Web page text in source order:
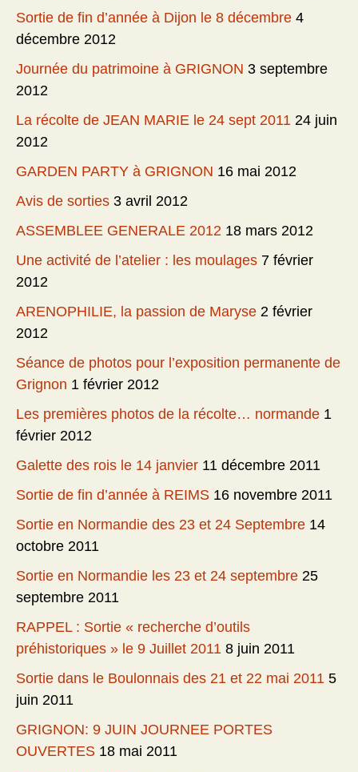
Sortie de fin d’année à Dijon le 8 décembre 4
décembre 2012
Journée du patrimoine à GRIGNON 3 septembre
2012
La récolte de JEAN MARIE le 24 sept 2011 24 juin
2012
GARDEN PARTY à GRIGNON 16 mai 2012
Avis de sorties 3 avril 2012
ASSEMBLEE GENERALE 2012 18 mars 2012
Une activité de l’atelier : les moulages 7 février
2012
ARENOPHILIE, la passion de Maryse 2 février
2012
Séance de photos pour l’exposition permanente de
Grignon 1 février 2012
Les premières photos de la récolte… normande 1
février 2012
Galette des rois le 14 janvier 11 décembre 2011
Sortie de fin d’année à REIMS 16 novembre 2011
Sortie en Normandie des 23 et 24 Septembre 14
octobre 2011
Sortie en Normandie les 23 et 24 septembre 25
septembre 2011
RAPPEL : Sortie « recherche d’outils
préhistoriques » le 9 Juillet 2011 8 juin 2011
Sortie dans le Boulonnais des 21 et 22 mai 2011 5
juin 2011
GRIGNON: 9 JUIN JOURNEE PORTES
OUVERTES 18 mai 2011